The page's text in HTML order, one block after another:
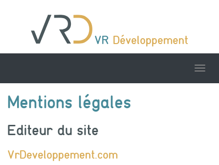
VR Développement
Mentions légales
Editeur du site
VrDeveloppement.com